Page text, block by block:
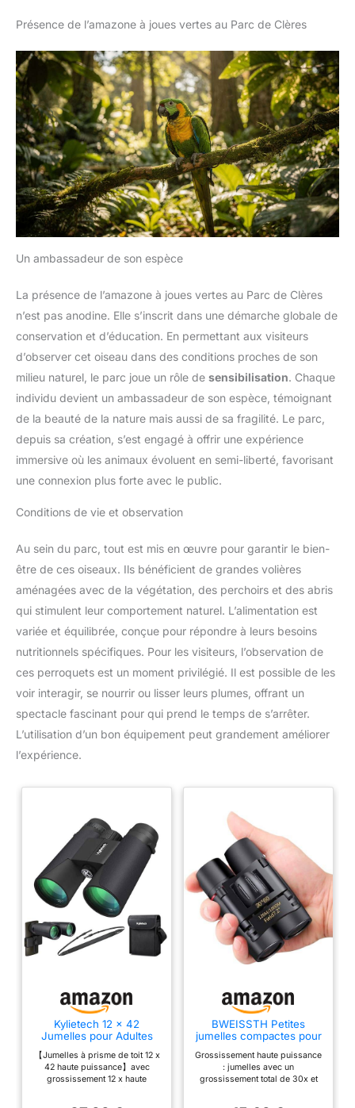
Présence de l’amazone à joues vertes au Parc de Clères
Un ambassadeur de son espèce
La présence de l’amazone à joues vertes au Parc de Clères
n’est pas anodine. Elle s’inscrit dans une démarche globale de
conservation et d’éducation. En permettant aux visiteurs
d’observer cet oiseau dans des conditions proches de son
milieu naturel, le parc joue un rôle de sensibilisation. Chaque
individu devient un ambassadeur de son espèce, témoignant
de la beauté de la nature mais aussi de sa fragilité. Le parc,
depuis sa création, s’est engagé à offrir une expérience
immersive où les animaux évoluent en semi-liberté, favorisant
une connexion plus forte avec le public.
Conditions de vie et observation
Au sein du parc, tout est mis en œuvre pour garantir le bien-
être de ces oiseaux. Ils bénéficient de grandes volières
aménagées avec de la végétation, des perchoirs et des abris
qui stimulent leur comportement naturel. L’alimentation est
variée et équilibrée, conçue pour répondre à leurs besoins
nutritionnels spécifiques. Pour les visiteurs, l’observation de
ces perroquets est un moment privilégié. Il est possible de les
voir interagir, se nourrir ou lisser leurs plumes, offrant un
spectacle fascinant pour qui prend le temps de s’arrêter.
L’utilisation d’un bon équipement peut grandement améliorer
l’expérience.
Kylietech 12 x 42
Jumelles pour Adultes
avec BAK4 Prism, FMC
lentille, Grande oculaire,
Compact, antibuée et
étanche Idéal pour
【Jumelles à prisme de toit 12 x
42 haute puissance】avec
grossissement 12 x haute
BWEISSTH Petites
jumelles compactes pour
jumelles 30x60 voyage,
observation oiseaux,
vision nocturne concerts,
Grossissement haute puissance
: jumelles avec un
grossissement total de 30x et